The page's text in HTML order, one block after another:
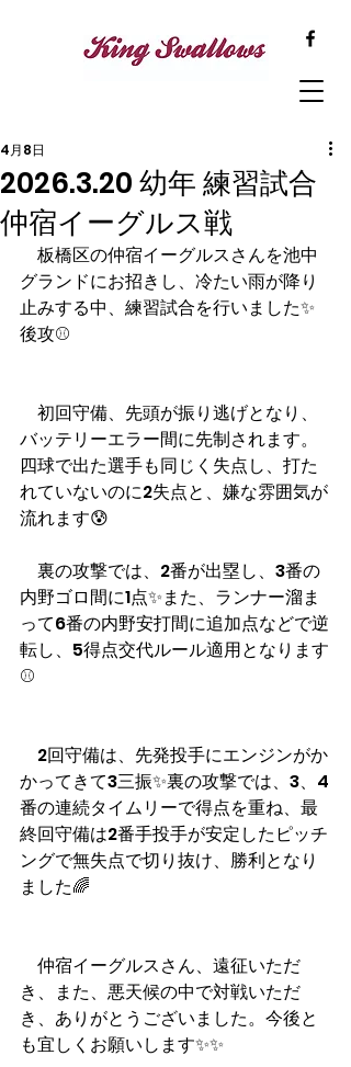
2026.3.20 幼年 練習試合
仲宿イーグルス戦
4月8日
板橋区の仲宿イーグルスさんを池中
グランドにお招きし、冷たい雨が降り
止みする中、練習試合を行いました✨
後攻⚾️
初回守備、先頭が振り逃げとなり、
バッテリーエラー間に先制されます。
四球で出た選手も同じく失点し、打た
れていないのに2失点と、嫌な雰囲気が
流れます😰
裏の攻撃では、2番が出塁し、3番の
内野ゴロ間に1点✨また、ランナー溜ま
って6番の内野安打間に追加点などで逆
転し、5得点交代ルール適用となります
⚾️
2回守備は、先発投手にエンジンがか
かってきて3三振✨裏の攻撃では、3、4
番の連続タイムリーで得点を重ね、最
終回守備は2番手投手が安定したピッチ
ングで無失点で切り抜け、勝利となり
ました🌈
仲宿イーグルスさん、遠征いただ
き、また、悪天候の中で対戦いただ
き、ありがとうございました。今後と
も宜しくお願いします✨✨